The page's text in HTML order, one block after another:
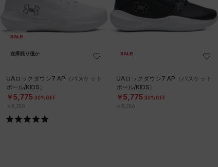
SALE
在庫残り僅か
UAロックダウン7 AP（バスケット
ボール/KIDS）
￥5,775 30%OFF
￥8,250
SALE
UAロックダウン7 AP（バスケット
ボール/KIDS）
￥5,775 30%OFF
￥8,250